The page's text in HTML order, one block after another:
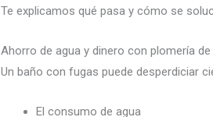
Te explicamos qué pasa y cómo se
Ahorro de agua y dinero con plomería
Un baño con fugas puede desperdiciar
El consumo de agua